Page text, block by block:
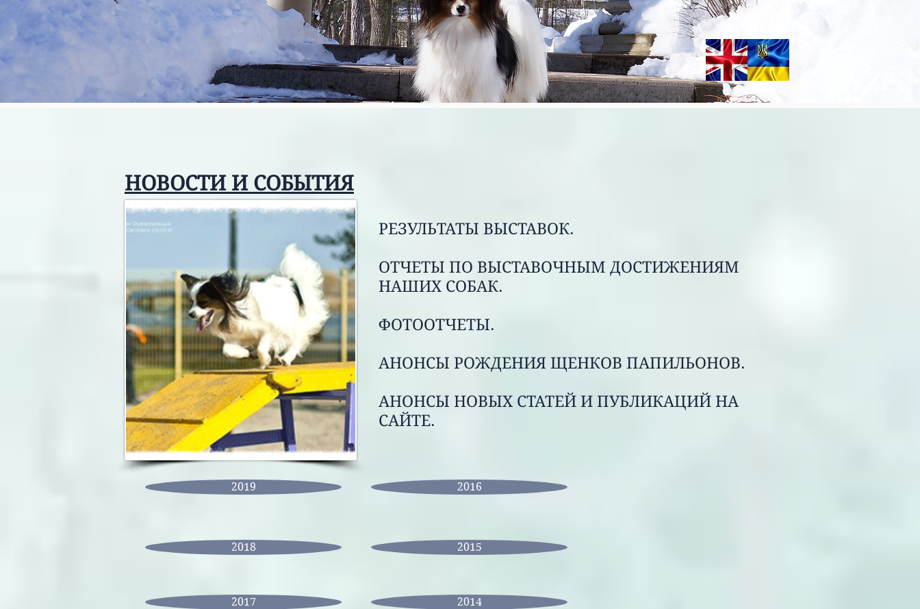
НОВОСТИ И СОБЫТИЯ
РЕЗУЛЬТАТЫ ВЫСТАВОК.
ОТЧЕТЫ ПО ВЫСТАВОЧНЫМ ДОСТИЖЕНИЯМ
НАШИХ СОБАК.
ФОТООТЧЕТЫ.
АНОНСЫ РОЖДЕНИЯ ЩЕНКОВ ПАПИЛЬОНОВ.
АНОНСЫ НОВЫХ СТАТЕЙ И ПУБЛИКАЦИЙ НА
САЙТЕ.
2019 2016
2018 2015
2017 2014